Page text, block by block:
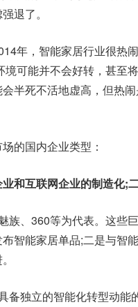
退了。
年，智能家居行业很热
可能并不会好转，甚至
半死不活地虚高，但热
的国内企业类型：
和互联网企业的制造化;二
族、360等为代表。这些
智能家居单品;二是与智
备独立的智能化转型动能